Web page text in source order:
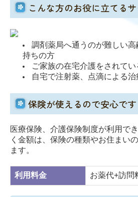
こんな方のお役に立てる
調剤薬局へ通うのが難しい
持ちの方
ご家族の在宅介護をされてい
自宅で注射薬、点滴による
保険が使えるので安心です
医療保険、介護保険制度が利用でき
く金額は 、保険の種類やお住まい
ます。
利用料金 お薬代+訪問